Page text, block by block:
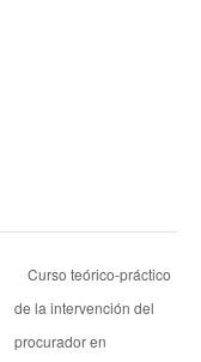
Curso teórico-práctico
de la intervención del
procurador en